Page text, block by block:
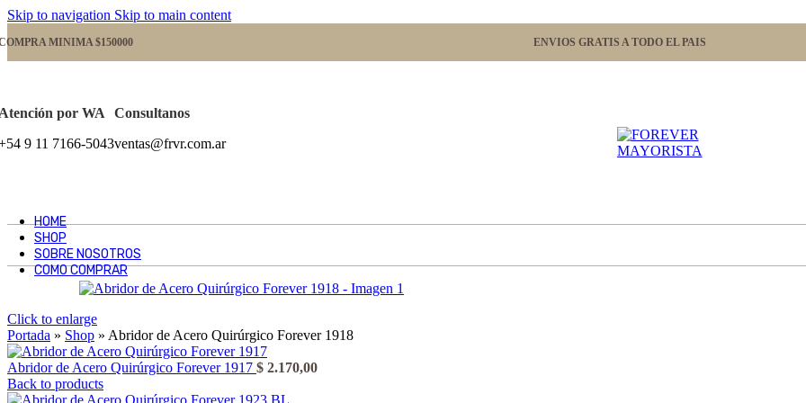
Skip to navigation Skip to main content
MINIMA $150000 ENVIOS GRATIS A TODO EL PAIS
por WA
9 11 7166-5043
Consultanos
ventas@frvr.com.ar
HOME
SHOP
SOBRE NOSOTROS
COMO COMPRAR
Click to enlarge
Portada » Shop » Abridor de Acero Quirúrgico Forever 1918
Abridor de Acero Quirúrgico Forever 1917 $ 2.170,00
Back to products